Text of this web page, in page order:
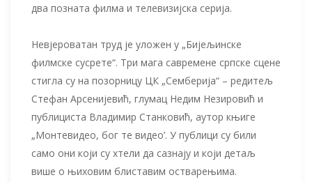
два позната филма и телевизијска серија.
Невјероватан труд је уложен у „Бијељинске
филмске сусрете“. Три мага савремене српске сцене
стигла су на позорницу ЦК „Семберија“ – редитељ
Стефан Арсенијевић, глумац Недим Незировић и
публициста Владимир Станковић, аутор књиге
„Монтевидео, бог те видео’. У публици су били
само они који су хтели да сазнају и који детаљ
више о њиховим блиставим остварењима.